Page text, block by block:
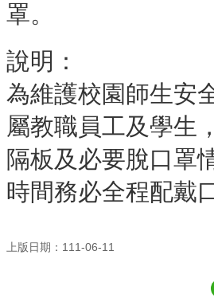
E
校
學
校
特
色
校
園
罩。
說明：
為維護校園師生安
屬教職員工及學生
隔板及必要脫口罩
時間務必全程配戴
上版日期：111-06-11